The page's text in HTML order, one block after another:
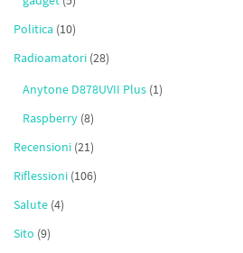
Politica (10)
Radioamatori (28)
Anytone D878UVII Plus (1)
Raspberry (8)
Recensioni (21)
Riflessioni (106)
Salute (4)
Sito (9)